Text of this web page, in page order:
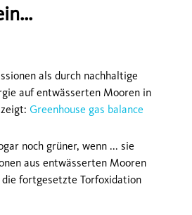
als durch nachhaltige
auf entwässerten Mooren in
Greenhouse gas balance
noch grüner, wenn ... sie
aus entwässerten Mooren
fortgesetzte Torfoxidation